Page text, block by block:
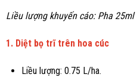
Liều lượng khuyến cáo: Pha 25ml
1. Diệt bọ trĩ trên hoa cúc
Liều lượng: 0.75 L/ha.